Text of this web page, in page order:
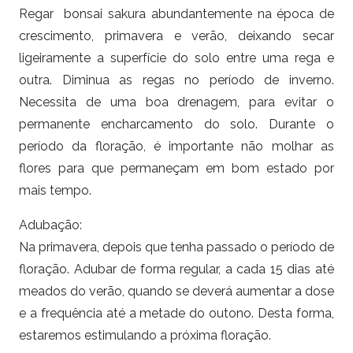
Regar bonsai sakura abundantemente na época de
crescimento, primavera e verão, deixando secar
ligeiramente a superfície do solo entre uma rega e
outra. Diminua as regas no período de inverno.
Necessita de uma boa drenagem, para evitar o
permanente encharcamento do solo. Durante o
período da floração, é importante não molhar as
flores para que permaneçam em bom estado por
mais tempo.
Adubação:
Na primavera, depois que tenha passado o período de
floração. Adubar de forma regular, a cada 15 dias até
meados do verão, quando se deverá aumentar a dose
e a frequência até a metade do outono. Desta forma,
estaremos estimulando a próxima floração.